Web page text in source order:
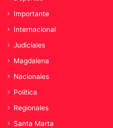
Importante
Internacional
Judiciales
Magdalena
Nacionales
Política
Regionales
Santa Marta